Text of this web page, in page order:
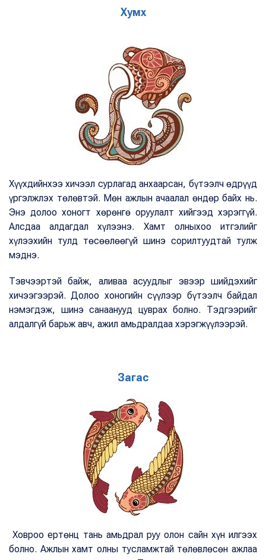
Хумх
Хүүхдийнхээ хичээл сурлагад анхаарсан, бүтээлч өдрүүд
үргэлжлэх төлөвтэй. Мөн ажлын ачаалал өндөр байх нь.
Энэ долоо хоногт хөрөнгө оруулалт хийгээд хэрэггүй.
Алсдаа алдагдал хүлээнэ. Хамт олныхоо итгэлийг
хүлээхийн тулд төсөөлөөгүй шинэ сорилтуудтай тулж
мэднэ.
Тэвчээртэй байж, аливаа асуудлыг эвээр шийдэхийг
хичээгээрэй. Долоо хоногийн сүүлээр бүтээлч байдал
нэмэгдэж, шинэ санаанууд цуврах болно. Тэдгээрийг
алдалгүй барьж авч, ажил амьдралдаа хэрэгжүүлээрэй.
Загас
Ховроо ертөнц тань амьдрал руу олон сайн хүн илгээх
болно. Ажлын хамт олны тусламжтай төлөвлөсөн ажлаа